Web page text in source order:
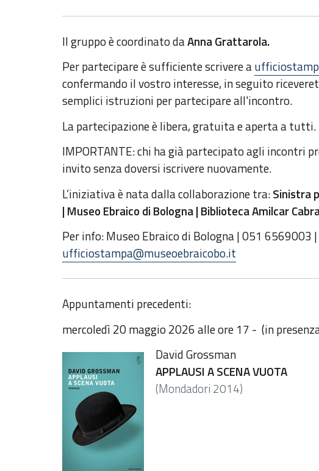
Il gruppo è coordinato daAnna Grattarola.
Per partecipare è sufficiente scrivere a
confermando il vostro interesse, in seguito
semplici istruzioni per partecipare all'incontro.
La partecipazione è libera, gratuita e aperta a tutti.
IMPORTANTE: chi ha già partecipato agli incontri
invito senza doversi iscrivere nuovamente.
L’iniziativa è nata dalla collaborazione tra:Sinistra
| Museo Ebraico di Bologna | Biblioteca Amilcar
Per info: Museo Ebraico di Bologna | 051 6569003 |
ufficiostampa@museoebraicobo.it
Appuntamenti precedenti:
mercoledì 20 maggio 2026 alle ore 17 - (in
David Grossman
APPLAUSI A SCENA VUOTA
(Mondadori 2014)